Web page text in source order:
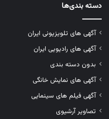
دسته بندی‌ها
آگهی های تلویزیونی ایران
آگهی های رادیویی ایران
بدون دسته بندی
آگهی های نمایش خانگی
آگهی فیلم های سینمایی
تصاویر آرشیوی